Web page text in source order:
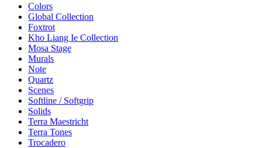
Colors
Global Collection
Foxtrot
Kho Liang Ie Collection
Mosa Stage
Murals
Note
Quartz
Scenes
Softline / Softgrip
Solids
Terra Maestricht
Terra Tones
Trocadero